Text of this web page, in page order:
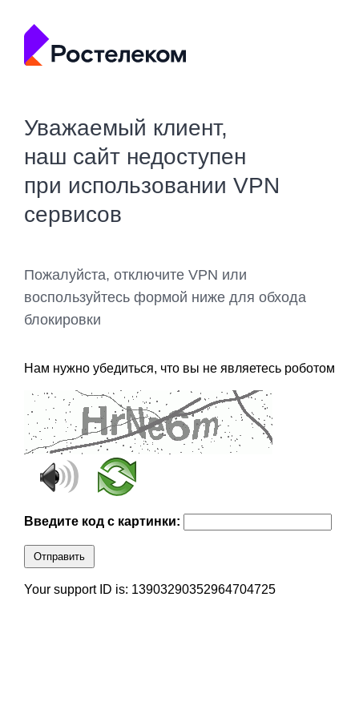
Уважаемый клиент,
наш сайт недоступен
при использовании VPN
сервисов
Пожалуйста, отключите VPN или
воспользуйтесь формой ниже для обхода
блокировки
Нам нужно убедиться, что вы не являетесь роботом
Введите код с картинки:
Отправить
Your support ID is: 13903290352964704725